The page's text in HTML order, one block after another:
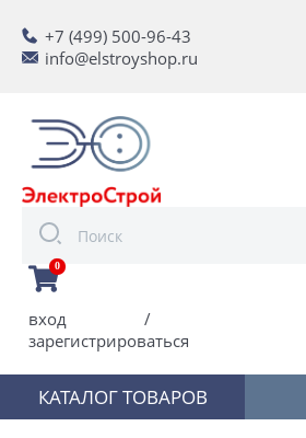
+7 (499) 500-96-43
info@elstroyshop.ru
0
вход
/
зарегистрироваться
КАТАЛОГ ТОВАРОВ